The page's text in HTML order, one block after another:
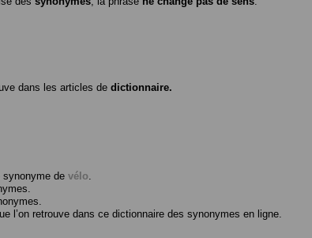
dans les articles de dictionnaire.
synonyme de vélo
l’on retrouve dans ce dictionnaire des synonymes en ligne.